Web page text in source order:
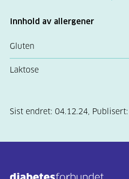
Innhold av allergener
Gluten
Laktose
Sist endret: 04.12.24, Publisert: